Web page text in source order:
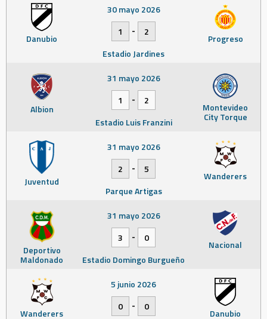
Danubio Progreso
30 mayo 2026
1
-
2
Estadio Jardines
Albion Montevideo
City Torque
31 mayo 2026
1
-
2
Estadio Luis Franzini
Juventud Wanderers
31 mayo 2026
2
-
5
Parque Artigas
Deportivo
Maldonado
Nacional
31 mayo 2026
3
-
0
Estadio Domingo Burgueño
Wanderers Danubio
5 junio 2026
0
-
0